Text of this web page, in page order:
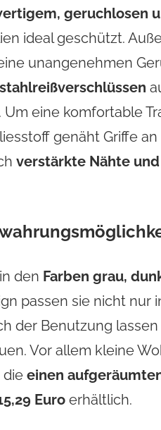
geruchlosen
ideal geschützt.
unangenehmen
eine komfortable
genäht Griffe an
verstärkte Nähte
den Farben grau,
passen sie nicht nur
der Benutzung
Vor allem kleine
die einen
Euroerhältlich.